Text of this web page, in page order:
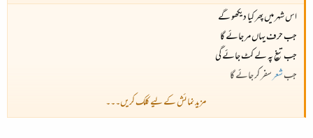
اس شہر میں پھر کیا دیکھو گے
جب حرف یہاں مر جائے گا
جب تیغ پہ لے کٹ جائے گی
جبشعرسفر کر جائے گا
مزید نمائش کے لیے کلک کریں۔۔۔